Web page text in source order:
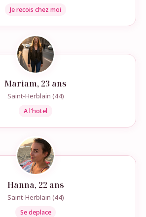
Je recois chez moi
Mariam, 23 ans
Saint-Herblain (44)
A l'hotel
Hanna, 22 ans
Saint-Herblain (44)
Se deplace